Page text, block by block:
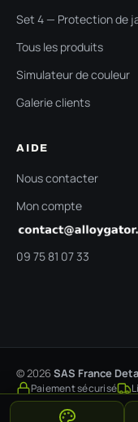
Set 4 — Protection de
Tous les produits
Simulateur de couleur
Galerie clients
AIDE
Nous contacter
Mon compte
09 75 81 07 33
© 2026SAS France
Paiement sécurisé